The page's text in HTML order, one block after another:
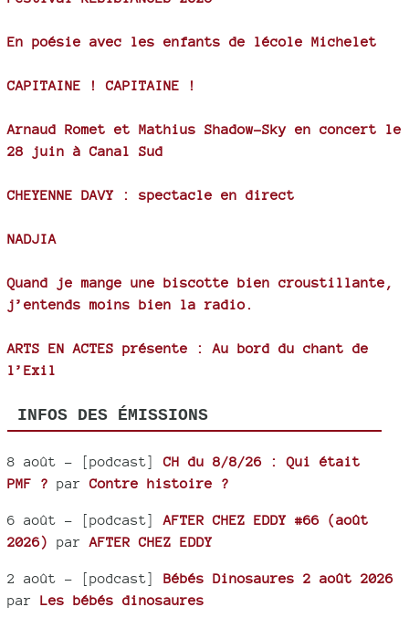
En poésie avec les enfants de lécole Michelet
CAPITAINE ! CAPITAINE !
Arnaud Romet et Mathius Shadow-Sky en concert le
28 juin à Canal Sud
CHEYENNE DAVY : spectacle en direct
NADJIA
Quand je mange une biscotte bien croustillante,
j’entends moins bien la radio.
ARTS EN ACTES présente : Au bord du chant de
l’Exil
INFOS DES ÉMISSIONS
8 août - [podcast]CH du 8/8/26 : Qui était
PMF ? parContre histoire ?
6 août - [podcast] AFTER CHEZ EDDY #66 (août
2026)
par AFTER CHEZ EDDY
2 août - [podcast] Bébés Dinosaures 2 août 2026
par Les bébés dinosaures